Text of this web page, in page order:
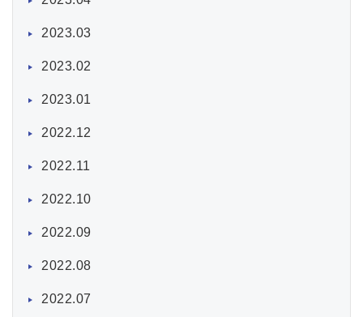
2023.03
2023.02
2023.01
2022.12
2022.11
2022.10
2022.09
2022.08
2022.07